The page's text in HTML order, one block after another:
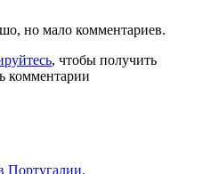
но мало комментариев.
, чтобы получить
комментарии
Португалии.